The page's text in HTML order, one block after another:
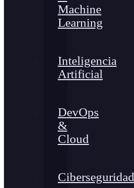
Machine
Learning
Inteligencia
Artificial
DevOps
&
Cloud
Ciberseguridad